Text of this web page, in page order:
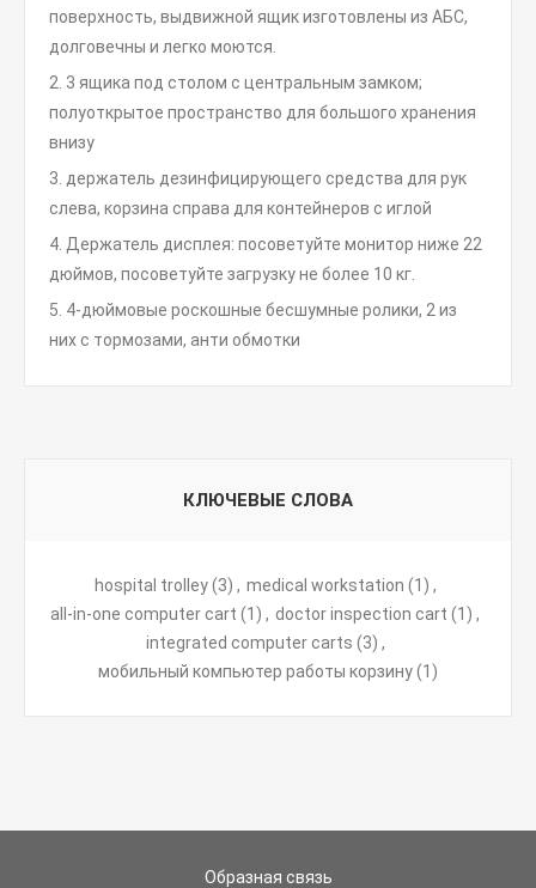
поверхность, выдвижной ящик изготовлены из АБС,
долговечны и легко моются.
2. 3 ящика под столом с центральным замком;
полуоткрытое пространство для большого хранения
внизу
3. держатель дезинфицирующего средства для рук
слева, корзина справа для контейнеров с иглой
4. Держатель дисплея: посоветуйте монитор ниже 22
дюймов, посоветуйте загрузку не более 10 кг.
5. 4-дюймовые роскошные бесшумные ролики, 2 из
них с тормозами, анти обмотки
КЛЮЧЕВЫЕ СЛОВА
hospital trolley (3) , medical workstation (1) ,
all-in-one computer cart (1) , doctor inspection cart (1) ,
integrated computer carts (3) ,
мобильный компьютер работы корзину(1)
Образная связь